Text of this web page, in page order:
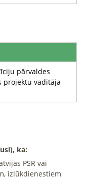
pārvaldes
projektu vadītāja
ka:
PSR vai
izlūkdienestiem